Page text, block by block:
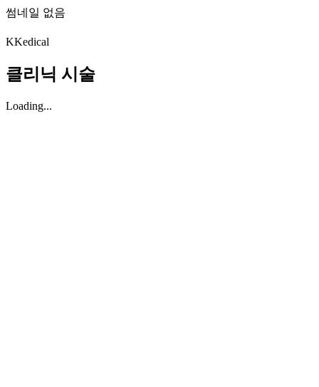
썸네일 없음
KKedical
클리닉 시술
Loading...